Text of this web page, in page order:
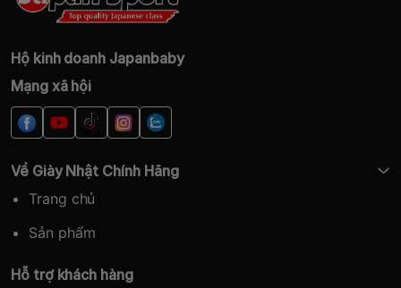
Hộ kinh doanh Japanbaby
Mạng xã hội
Về Giày Nhật Chính Hãng
Trang chủ
Sản phẩm
Hỗ trợ khách hàng